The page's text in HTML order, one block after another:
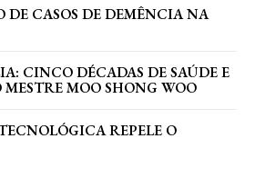
DE CASOS DE DEMÊNCIA NA
CINCO DÉCADAS DE SAÚDE E
MOO SHONG WOO
REPELE O